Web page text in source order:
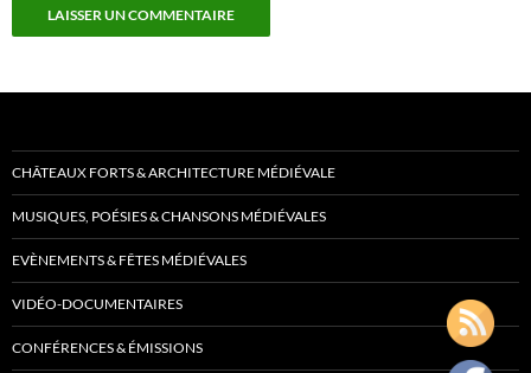
CHÂTEAUX FORTS & ARCHITECTURE MÉDIÉVALE
MUSIQUES, POÉSIES & CHANSONS MÉDIÉVALES
EVÈNEMENTS & FÊTES MÉDIÉVALES
VIDÉO-DOCUMENTAIRES
CONFÉRENCES & ÉMISSIONS